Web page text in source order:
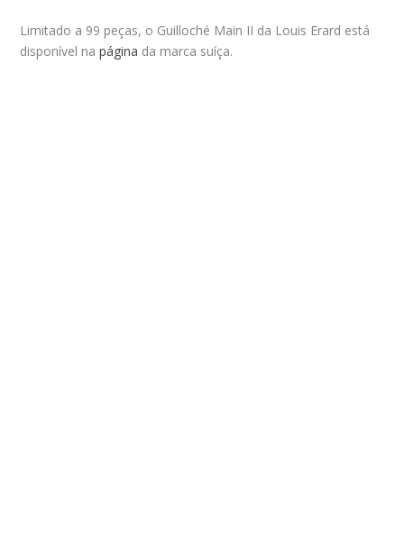
Limitado a 99 peças, o Guilloché Main II da Louis Erard está
disponível napágina da marca suíça.